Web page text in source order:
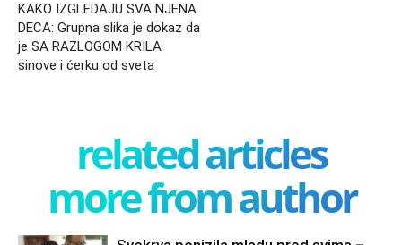
KAKO IZGLEDAJU SVA NJENA
DECA: Grupna slika je dokaz da
je SA RAZLOGOM KRILA
sinove i ćerku od sveta
related articles
more from author